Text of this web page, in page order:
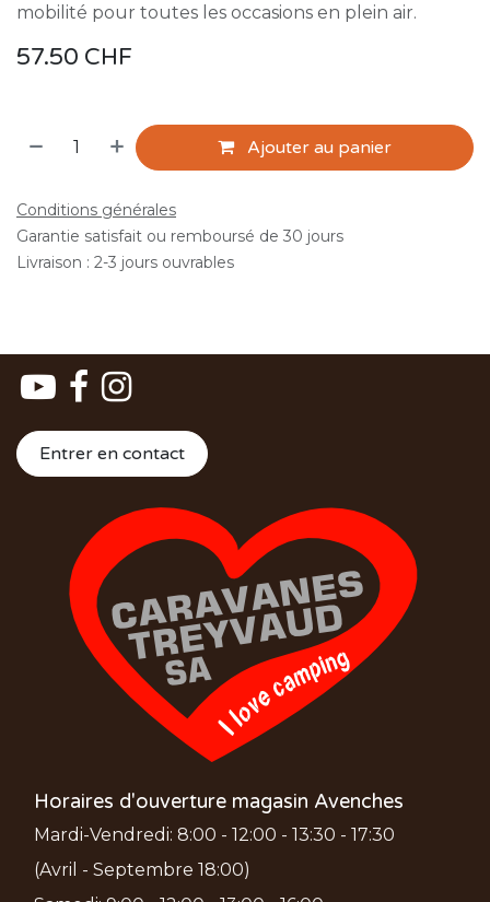
mobilité pour toutes les occasions en plein air.
57.50 CHF
Ajouter au panier
Conditions générales
Garantie satisfait ou remboursé de 30 jours
Livraison : 2-3 jours ouvrables
Entrer en contact
Horaires d'ouverture magasin Avenches
Mardi-Vendredi: 8:00 - 12:00 - 13:30 - 17:30
(Avril - Septembre 18:00)